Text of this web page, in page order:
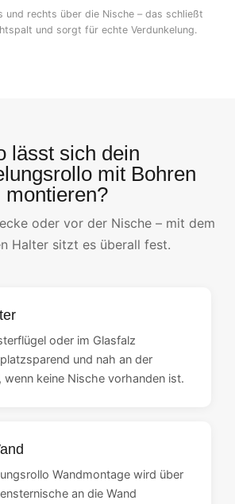
und rechts über die Nische – das schließt
und sorgt für echte Verdunkelung.
lässt sich dein
mit Bohren
montieren?
oder vor der Nische – mit dem
Halter sitzt es überall fest.
oder im Glasfalz
und nah an der
wenn keine Nische vorhanden ist.
Wandmontage wird über
an die Wand